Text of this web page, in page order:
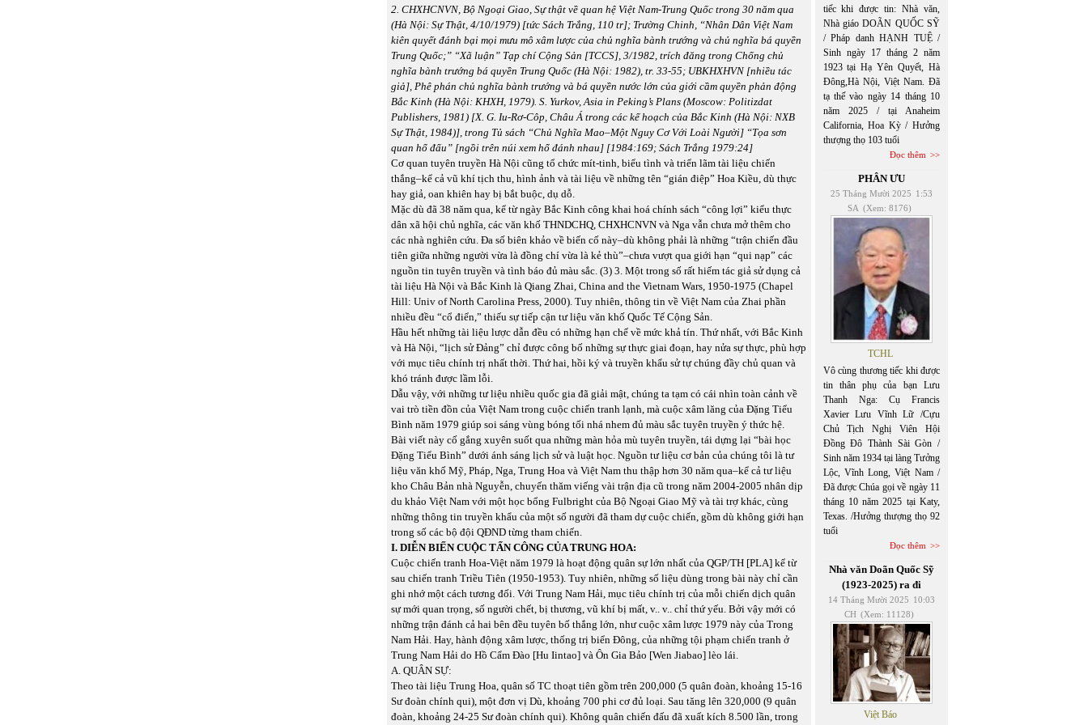
2. CHXHCNVN, Bộ Ngoại Giao, Sự thật về quan hệ Việt Nam-Trung Quốc trong 30 năm qua
(Hà Nội: Sự Thật, 4/10/1979) [tức Sách Trắng, 110 tr]; Trường Chinh, “Nhân Dân Việt Nam
kiên quyết đánh bại mọi mưu mô xâm lược của chủ nghĩa bành trướng và chủ nghĩa bá quyền
Trung Quốc;” “Xã luận” Tạp chí Cộng Sản [TCCS], 3/1982, trích đăng trong Chống chủ
nghĩa bành trướng bá quyền Trung Quốc (Hà Nội: 1982), tr. 33-55; UBKHXHVN [nhiều tác
giả], Phê phán chủ nghĩa bành trướng và bá quyền nước lớn của giới cầm quyền phản động
Bắc Kinh (Hà Nội: KHXH, 1979). S. Yurkov, Asia in Peking’s Plans (Moscow: Politizdat
Publishers, 1981) [X. G. Iu-Rơ-Côp, Châu Á trong các kế hoạch của Bắc Kinh (Hà Nội: NXB
Sự Thật, 1984)], trong Tủ sách “Chủ Nghĩa Mao–Một Nguy Cơ Với Loài Người] “Tọa sơn
quan hổ đấu” [ngồi trên núi xem hổ đánh nhau] [1984:169; Sách Trắng 1979:24]
Cơ quan tuyên truyền Hà Nội cũng tổ chức mít-tinh, biểu tình và triển lãm tài liệu chiến
thắng–kể cả vũ khí tịch thu, hình ảnh và tài liệu về những tên “gián điệp” Hoa Kiều, dù thực
hay giả, oan khiên hay bị bắt buộc, dụ dỗ.
Mặc dù đã 38 năm qua, kể từ ngày Bắc Kinh công khai hoá chính sách “công lợi” kiểu thực
dân xã hội chủ nghĩa, các văn khố THNDCHQ, CHXHCNVN và Nga vẫn chưa mở thêm cho
các nhà nghiên cứu. Đa số biên khảo về biến cố này–dù không phải là những “trận chiến đầu
tiên giữa những người vừa là đồng chí vừa là kẻ thù”–chưa vượt qua giới hạn “qui nạp” các
nguồn tin tuyên truyền và tình báo đủ màu sắc. (3) 3. Một trong số rất hiếm tác giả sử dụng cả
tài liệu Hà Nội và Bắc Kinh là Qiang Zhai, China and the Vietnam Wars, 1950-1975 (Chapel
Hill: Univ of North Carolina Press, 2000). Tuy nhiên, thông tin về Việt Nam của Zhai phần
nhiều đều “cổ điển,” thiếu sự tiếp cận tư liệu văn khố Quốc Tế Cộng Sản.
Hầu hết những tài liệu lược dẫn đều có những hạn chế về mức khả tín. Thứ nhất, với Bắc Kinh
và Hà Nội, “lịch sử Đảng” chỉ được công bố những sự thực giai đoạn, hay nửa sự thực, phù hợp
với mục tiêu chính trị nhất thời. Thứ hai, hồi ký và truyền khẩu sử tự chúng đầy chủ quan và
khó tránh được lầm lỗi.
Dẫu vậy, với những tư liệu nhiều quốc gia đã giải mật, chúng ta tạm có cái nhìn toàn cảnh về
vai trò tiền đồn của Việt Nam trong cuộc chiến tranh lạnh, mà cuộc xâm lăng của Đặng Tiểu
Bình năm 1979 giúp soi sáng vùng bóng tối nhá nhem đủ màu sắc tuyên truyền ý thức hệ.
Bài viết này cố gắng xuyên suốt qua những màn hỏa mù tuyên truyền, tái dựng lại “bài học
Đặng Tiểu Bình” dưới ánh sáng lịch sử và luật học. Nguồn tư liệu cơ bản của chúng tôi là tư
liệu văn khố Mỹ, Pháp, Nga, Trung Hoa và Việt Nam thu thập hơn 30 năm qua–kể cả tư liệu
kho Châu Bản nhà Nguyễn, chuyến thăm viếng vài trận địa cũ trong năm 2004-2005 nhân dịp
du khảo Việt Nam với một học bổng Fulbright của Bộ Ngoại Giao Mỹ và tài trợ khác, cùng
những thông tin truyền khẩu của một số người đã tham dự cuộc chiến, gồm dù không giới hạn
trong số các bộ đội QĐND từng tham chiến.
I. DIỄN BIẾN CUỘC TẤN CÔNG CỦA TRUNG HOA:
Cuộc chiến tranh Hoa-Việt năm 1979 là hoạt động quân sự lớn nhất của QGP/TH [PLA] kể từ
sau chiến tranh Triều Tiên (1950-1953). Tuy nhiên, những số liệu dùng trong bài này chỉ cần
ghi nhớ một cách tương đối. Với Trung Nam Hải, mục tiêu chính trị của mỗi chiến dịch quân
sự mới quan trọng, số người chết, bị thương, vũ khí bị mất, v.. v.. chỉ thứ yếu. Bởi vậy mới có
những trận đánh cả hai bên đều tuyên bố thắng lớn, như cuộc xâm lược 1979 này của Trong
Nam Hải. Hay, hành động xâm lược, thống trị biển Đông, của những tội phạm chiến tranh ở
Trung Nam Hải do Hồ Cẩm Đào [Hu Iintao] và Ôn Gia Bảo [Wen Jiabao] lèo lái.
A. QUÂN SỰ:
Theo tài liệu Trung Hoa, quân số TC thoạt tiên gồm trên 200,000 (5 quân đoàn, khoảng 15-16
Sư đoàn chính qui), một đơn vị Dù, khoảng 700 phi cơ đủ loại. Sau tăng lên 320,000 (9 quân
đoàn, khoảng 24-25 Sư đoàn chính qui). Không quân chiến đấu đã xuất kích 8.500 lần, trong
tiếc khi được tin: Nhà văn,
Nhà giáo DOÃN QUỐC SỸ
/ Pháp danh HẠNH TUỆ /
Sinh ngày 17 tháng 2 năm
1923 tại Hạ Yên Quyết, Hà
Đông,Hà Nội, Việt Nam. Đã
tạ thế vào ngày 14 tháng 10
năm 2025 / tại Anaheim
California, Hoa Kỳ / Hưởng
thượng thọ 103 tuổi
Đọc thêm
PHÂN ƯU
25 Tháng Mười 2025 1:53
SA (Xem: 8176)
TCHL
Vô cùng thương tiếc khi được
tin thân phụ của bạn Lưu
Thanh Nga: Cụ Francis
Xavier Lưu Vĩnh Lữ /Cựu
Chủ Tịch Nghị Viên Hội
Đồng Đô Thành Sài Gòn /
Sinh năm 1934 tại làng Tưởng
Lộc, Vĩnh Long, Việt Nam /
Đã được Chúa gọi về ngày 11
tháng 10 năm 2025 tại Katy,
Texas. /Hưởng thượng thọ 92
tuổi
Đọc thêm
Nhà văn Doãn Quốc Sỹ
(1923-2025) ra đi
14 Tháng Mười 2025 10:03
CH (Xem: 11128)
Việt Báo